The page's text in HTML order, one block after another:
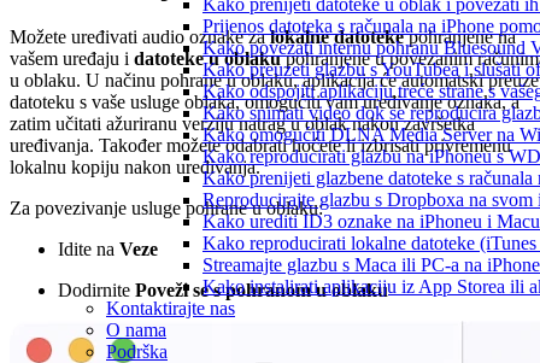
Kako prenijeti datoteke u oblak i povezati
Prijenos datoteka s računala na iPhone
Kako povezati internu pohranu Bluesound
Kako preuzeti glazbu s YouTubea i slušati
Kako odspojiti aplikaciju treće strane s
Kako snimati video dok se reproducira
Kako omogućiti DLNA Media Server na
Kako reproducirati glazbu na iPhoneu s
Kako prenijeti glazbene datoteke s
Reproducirajte glazbu s Dropboxa na
Kako urediti ID3 oznake na iPhoneu i Macu
Kako reproducirati lokalne datoteke
Streamajte glazbu s Maca ili PC-a na
Kako instalirati aplikaciju iz App Storea ili
Kontaktirajte nas
O nama
Podrška
Možete uređivati audio oznake zalokalne datotekepohranjene na
vašem uređaju i datoteke u oblakupohranjene u povezanim
u oblaku. U načinu pohrane u oblaku, aplikacija će automatski
datoteku s vaše usluge oblaka, omogućiti vam uređivanje oznaka, a
zatim učitati ažuriranu verziju natrag u oblak nakon završetka
uređivanja. Također možete odabrati hoćete li izbrisati privremenu
lokalnu kopiju nakon uređivanja.
Za povezivanje usluge pohrane u oblaku:
Idite na Veze
Dodirnite Poveži se s pohranom u oblaku